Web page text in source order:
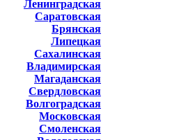
Ленинградская
Саратовская
Брянская
Липецкая
Сахалинская
Владимирская
Магаданская
Свердловская
Волгоградская
Московская
Смоленская